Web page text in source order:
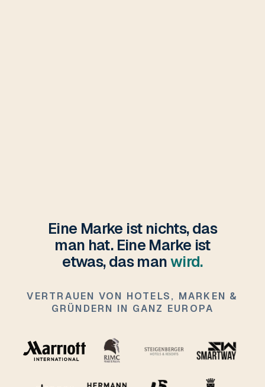
Eine Marke ist nichts, das
man hat. Eine Marke ist
etwas, das manwird.
VERTRAUEN VON HOTELS, MARKEN &
GRÜNDERN IN GANZ EUROPA